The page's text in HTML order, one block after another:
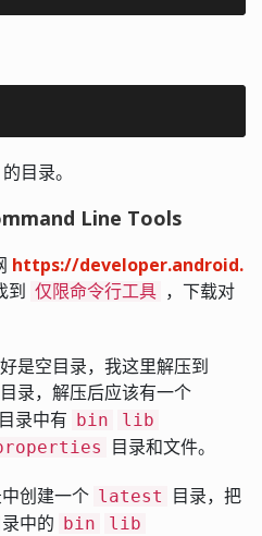
目录。
Line Tools
https://developer.android.
到 仅限命令行工具 ，下载对
是空目录，我这里解压到
目录，解压后应该有一个
录中有 bin
lib
目录和文件。
创建一个 latest
目录，把
中的 bin
lib